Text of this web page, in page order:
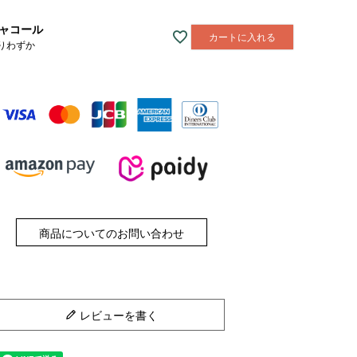
コール
わずか
カートに入れる
商品についてのお問い合わせ
レビューを書く